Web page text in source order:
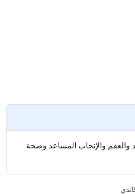
والعقم والإنجاب المساعد وصحة